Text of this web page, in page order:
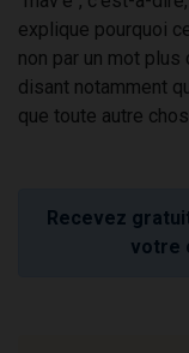
explique pourquoi
non par un mot plus
disant notamment
que toute autre
Recevez
votre